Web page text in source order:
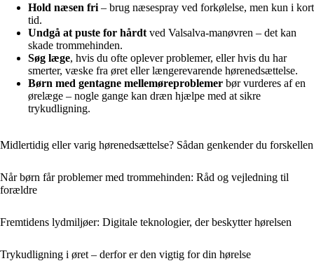
Hold næsen fri – brug næsespray ved forkølelse, men kun i kort
tid.
Undgå at puste for hårdt ved Valsalva-manøvren – det kan
skade trommehinden.
Søg læge, hvis du ofte oplever problemer, eller hvis du har
smerter, væske fra øret eller længerevarende hørenedsættelse.
Børn med gentagne mellemøreproblemer bør vurderes af en
ørelæge – nogle gange kan dræn hjælpe med at sikre
trykudligning.
Midlertidig eller varig hørenedsættelse? Sådan genkender du forskellen
Når børn får problemer med trommehinden: Råd og vejledning til
forældre
Fremtidens lydmiljøer: Digitale teknologier, der beskytter hørelsen
Trykudligning i øret – derfor er den vigtig for din hørelse